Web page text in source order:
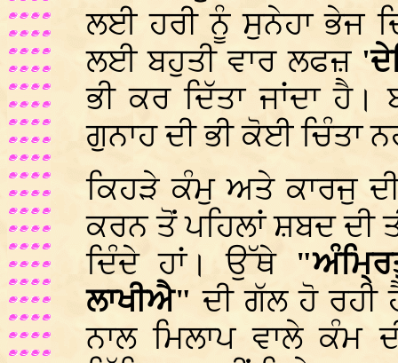
ਲਈ ਹਰੀ ਨੂੰ ਸੁਨੇਹਾ ਭੇਜ
ਲਈ ਬਹੁਤੀ ਵਾਰ ਲਫਜ਼
ਭੀ ਕਰ ਦਿੱਤਾ ਜਾਂਦਾ
ਗੁਨਾਹ ਦੀ ਭੀ ਕੋਈ ਚਿੰਤਾ
ਕਿਹੜੇ ਕੰਮੁ ਅਤੇ ਕਾਰਜੁ
ਕਰਨ ਤੋਂ ਪਹਿਲਾਂ ਸ਼ਬਦ
ਦਿੰਦੇ ਹਾਂ। ਉੱਥੇ
ਲਾਖੀਐ" ਦੀ ਗੱਲ ਹੋ ਰਹੀ
ਨਾਲ ਮਿਲਾਪ ਵਾਲੇ ਕੰਮ